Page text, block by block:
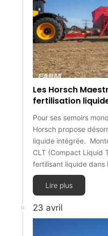
Les Horsch
fertilisation
Pour ses semoirs
Horsch propose
liquide intégrée.
CLT (Compact Liquid
fertilisant liquide dans
Lire plus
23 avril